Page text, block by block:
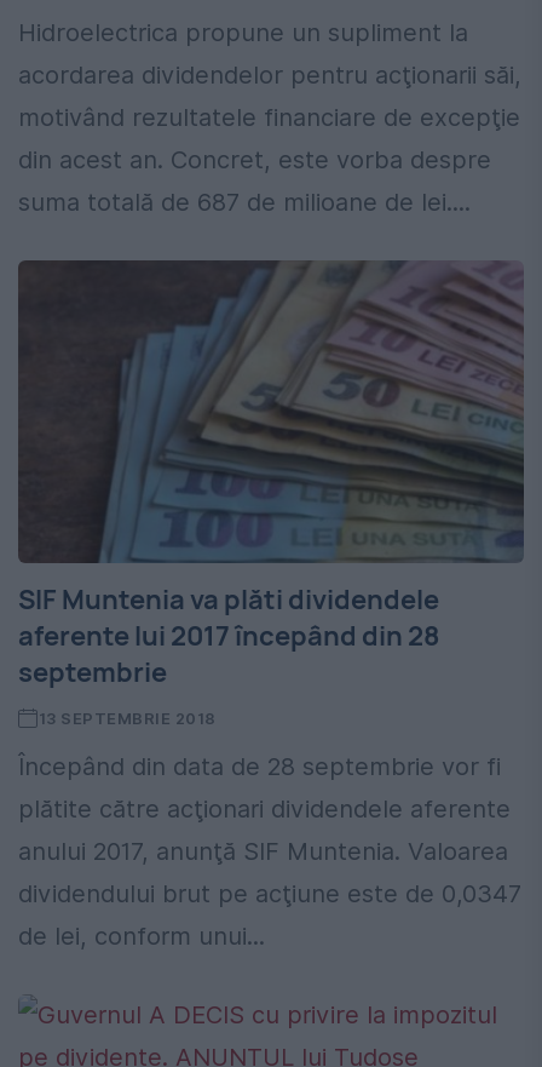
Hidroelectrica propune un supliment la
acordarea dividendelor pentru acţionarii săi,
motivând rezultatele financiare de excepţie
din acest an. Concret, este vorba despre
suma totală de 687 de milioane de lei....
SIF Muntenia va plăti dividendele
aferente lui 2017 începând din 28
septembrie
13 SEPTEMBRIE 2018
Începând din data de 28 septembrie vor fi
plătite către acţionari dividendele aferente
anului 2017, anunţă SIF Muntenia. Valoarea
dividendului brut pe acţiune este de 0,0347
de lei, conform unui...